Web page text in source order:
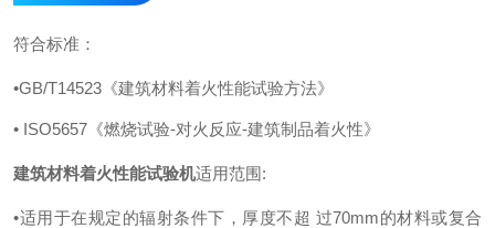
符合标准：
•GB/T14523《建筑材料着火性能试验方法》
• ISO5657《燃烧试验-对火反应-建筑制品着火性》
建筑材料着火性能试验机适用范围:
•适用于在规定的辐射条件下，厚度不超 过70mm的材料或复合